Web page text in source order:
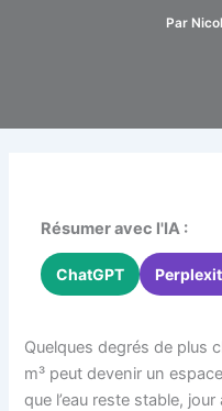
Par
Résumer avec l'IA :
ChatGPT
Quelques degrés de plus
m³ peut devenir un
que l’eau reste stable,